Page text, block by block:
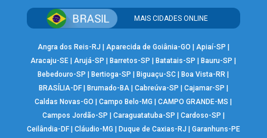
MAIS CIDADES ONLINE
Angra dos Reis-RJ Aparecida de Goiânia-GO Apiaí-SP
Aracaju-SE |Arujá-SP Barretos-SP Batatais-SP Bauru-SP
Bebedouro-SP
Bertioga-SP Biguaçu-SC Boa Vista-RR
BRASÍLIA-DF| Brumado-BA| Cabreúva-SP Cajamar-SP
Caldas Novas-GO
|Campo Belo-MG |CAMPO GRANDE-MS
Campos Jordão-SP
Caraguatatuba-SP Cardoso-SP
Ceilândia-DF| Cláudio-MG Duque de Caxias-RJ
Garanhuns-PE